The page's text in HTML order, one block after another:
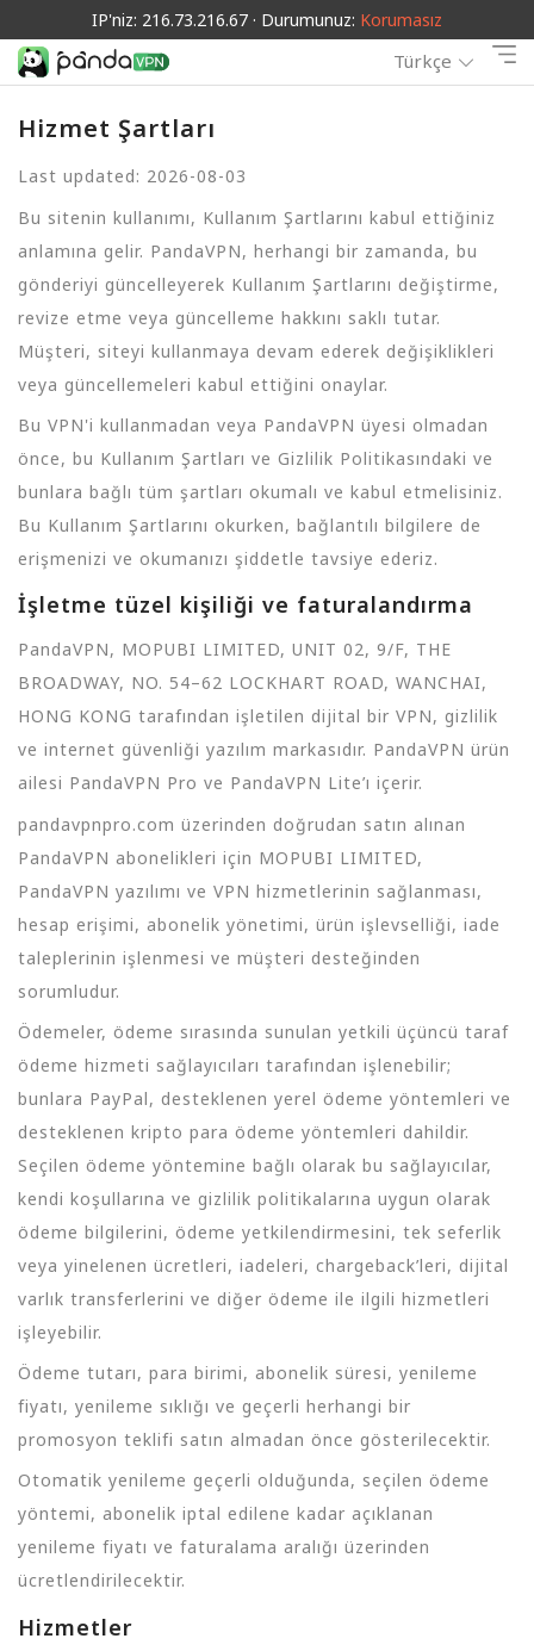
IP'niz: 216.73.216.67 · Durumunuz: Korumasız
Türkçe
Hizmet Şartları
Last updated: 2026-08-03
Bu sitenin kullanımı, Kullanım Şartlarını kabul ettiğiniz
anlamına gelir. PandaVPN, herhangi bir zamanda, bu
gönderiyi güncelleyerek Kullanım Şartlarını değiştirme,
revize etme veya güncelleme hakkını saklı tutar.
Müşteri, siteyi kullanmaya devam ederek değişiklikleri
veya güncellemeleri kabul ettiğini onaylar.
Bu VPN'i kullanmadan veya PandaVPN üyesi olmadan
önce, bu Kullanım Şartları ve Gizlilik Politikasındaki ve
bunlara bağlı tüm şartları okumalı ve kabul etmelisiniz.
Bu Kullanım Şartlarını okurken, bağlantılı bilgilere de
erişmenizi ve okumanızı şiddetle tavsiye ederiz.
İşletme tüzel kişiliği ve faturalandırma
PandaVPN, MOPUBI LIMITED, UNIT 02, 9/F, THE
BROADWAY, NO. 54–62 LOCKHART ROAD, WANCHAI,
HONG KONG tarafından işletilen dijital bir VPN, gizlilik
ve internet güvenliği yazılım markasıdır. PandaVPN ürün
ailesi PandaVPN Pro ve PandaVPN Lite’ı içerir.
pandavpnpro.com üzerinden doğrudan satın alınan
PandaVPN abonelikleri için MOPUBI LIMITED,
PandaVPN yazılımı ve VPN hizmetlerinin sağlanması,
hesap erişimi, abonelik yönetimi, ürün işlevselliği, iade
taleplerinin işlenmesi ve müşteri desteğinden
sorumludur.
Ödemeler, ödeme sırasında sunulan yetkili üçüncü taraf
ödeme hizmeti sağlayıcıları tarafından işlenebilir;
bunlara PayPal, desteklenen yerel ödeme yöntemleri ve
desteklenen kripto para ödeme yöntemleri dahildir.
Seçilen ödeme yöntemine bağlı olarak bu sağlayıcılar,
kendi koşullarına ve gizlilik politikalarına uygun olarak
ödeme bilgilerini, ödeme yetkilendirmesini, tek seferlik
veya yinelenen ücretleri, iadeleri, chargeback’leri, dijital
varlık transferlerini ve diğer ödeme ile ilgili hizmetleri
işleyebilir.
Ödeme tutarı, para birimi, abonelik süresi, yenileme
fiyatı, yenileme sıklığı ve geçerli herhangi bir
promosyon teklifi satın almadan önce gösterilecektir.
Otomatik yenileme geçerli olduğunda, seçilen ödeme
yöntemi, abonelik iptal edilene kadar açıklanan
yenileme fiyatı ve faturalama aralığı üzerinden
ücretlendirilecektir.
Hizmetler